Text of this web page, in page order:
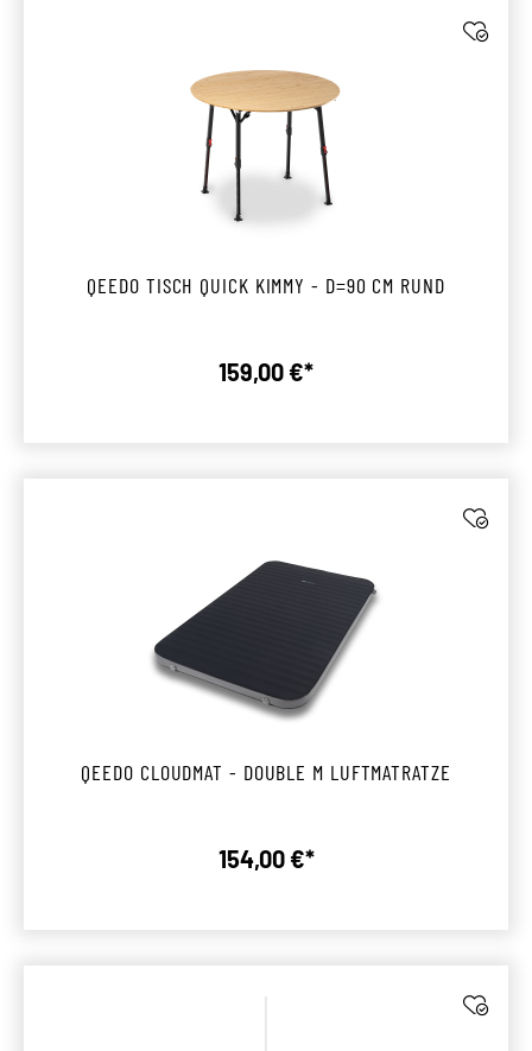
QEEDO TISCH QUICK KIMMY - D=90 CM RUND
Regulärer Preis:
159,00 €*
QEEDO CLOUDMAT - DOUBLE M LUFTMATRATZE
Regulärer Preis:
154,00 €*